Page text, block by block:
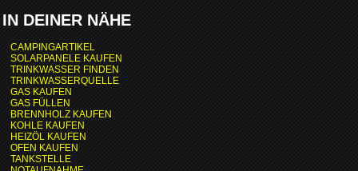
IN DEINER NÄHE
CAMPINGARTIKEL
SOLARPANELE KAUFEN
TRINKWASSER FINDEN
TRINKWASSERQUELLE
GAS KAUFEN
GAS FÜLLEN
BRENNHOLZ KAUFEN
KOHLE KAUFEN
HEIZÖL KAUFEN
OFEN KAUFEN
TANKSTELLE